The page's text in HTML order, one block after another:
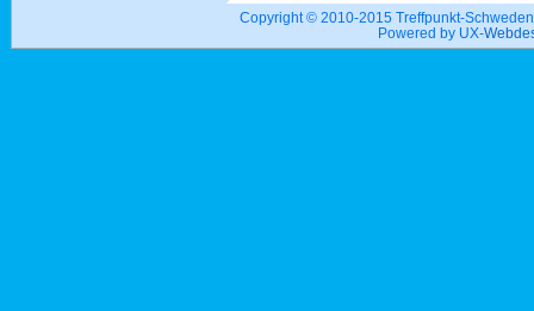
Copyright © 2010-2015 Treffpunkt-
Powered by UX-